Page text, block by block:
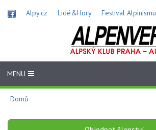
Alpy.cz Lidé&Hory Festival Alpinismu
MENU
Domů